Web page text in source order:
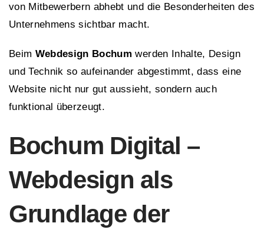
von Mitbewerbern abhebt und die Besonderheiten des
Unternehmens sichtbar macht.
Beim Webdesign Bochum werden Inhalte, Design
und Technik so aufeinander abgestimmt, dass eine
Website nicht nur gut aussieht, sondern auch
funktional überzeugt.
Bochum Digital –
Webdesign als
Grundlage der